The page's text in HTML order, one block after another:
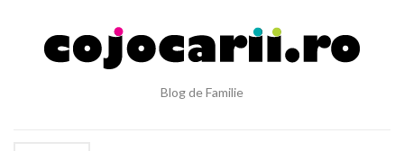
Blog de Familie